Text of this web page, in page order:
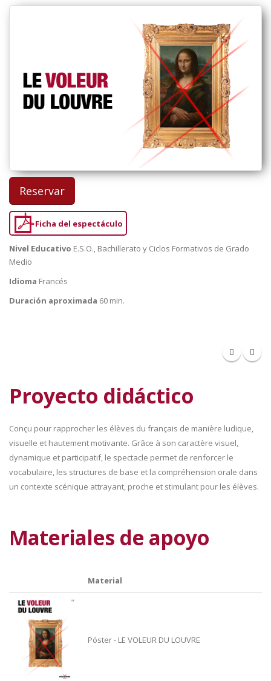
Reservar
Ficha del espectáculo
Nivel Educativo E.S.O., Bachillerato y Ciclos Formativos de Grado
Medio
Idioma Francés
Duración aproximada 60 min.
Proyecto didáctico
Conçu pour rapprocher les élèves du français de manière ludique,
visuelle et hautement motivante. Grâce à son caractère visuel,
dynamique et participatif, le spectacle permet de renforcer le
vocabulaire, les structures de base et la compréhension orale dans
un contexte scénique attrayant, proche et stimulant pour les élèves.
Materiales de apoyo
Material
Póster - LE VOLEUR DU LOUVRE